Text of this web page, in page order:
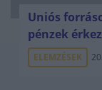
Uniós
pénzek
ELEMZÉSEK